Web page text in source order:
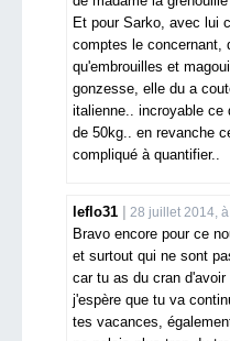
Et pour Sarko, avec lui
comptes le concernant,
qu'embrouilles et
gonzesse, elle du a
italienne.. incroyable ce
de 50kg.. en revanche
compliqué à quantifier..
leflo31 28 juillet 2014,
Bravo encore pour ce
et surtout qui ne sont
car tu as du cran
j'espère que tu va
tes vacances,